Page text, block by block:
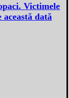
Victimele
dată